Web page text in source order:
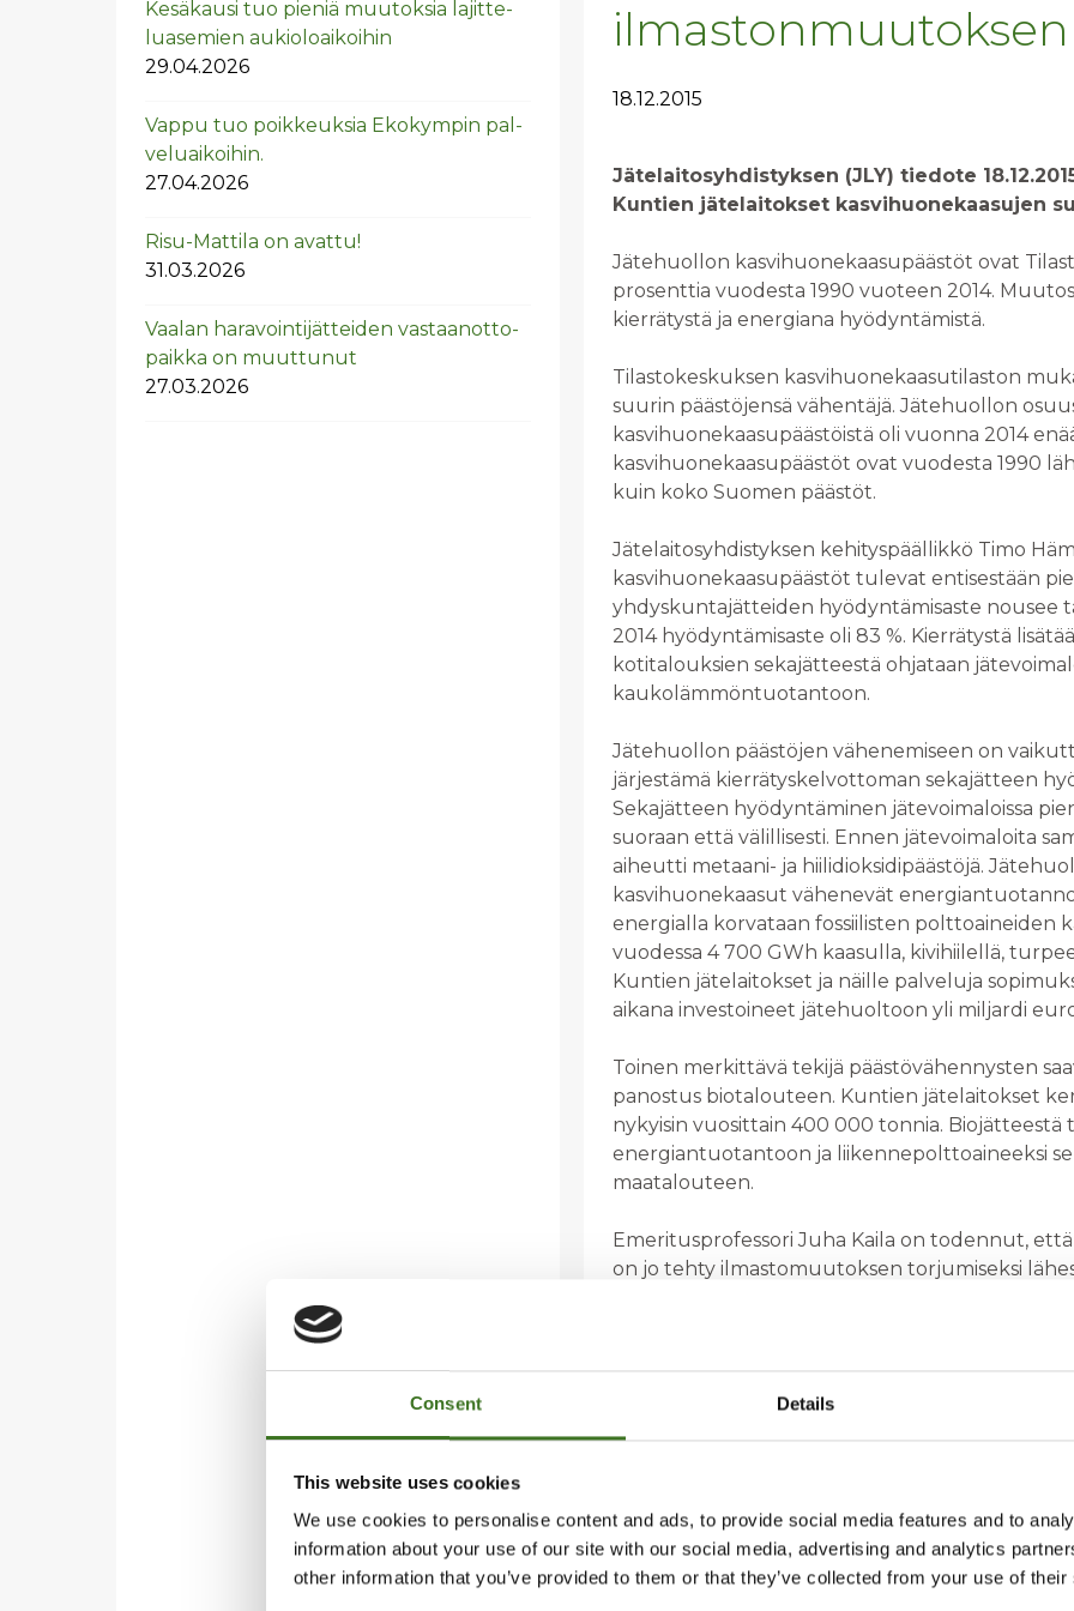
Consent Details
This website uses cookies
We use cookies to personalise content and ads, to provide social media features and to
information about your use of our site with our social media, advertising and analytics
other information that you’ve provided to them or that they’ve collected from your use of
Ke­sä­kausi tuo pie­niä muu­tok­sia la­jit­te­
lua­se­mien au­kio­loai­koi­hin
29.04.2026
Vappu tuo poik­keuk­sia Eko­kym­pin pal­
ve­luai­koi­hin.
27.04.2026
Risu-Mat­ti­la on avat­tu!
31.03.2026
Vaa­lan ha­ra­voin­ti­jät­tei­den vas­taan­ot­to­
paik­ka on muut­tu­nut
27.03.2026
18.12.2015
Jätelaitosyhdistyksen (JLY) tiedote
Kuntien jätelaitokset kasvihuonekaasujen
Jätehuollon kasvihuonekaasupäästöt ovat
prosenttia vuodesta 1990 vuoteen 2014.
kierrätystä ja energiana hyödyntämistä.
Tilastokeskuksen kasvihuonekaasutilaston
suurin päästöjensä vähentäjä. Jätehuollon
kasvihuonekaasupäästöistä oli vuonna 2014
kasvihuonekaasupäästöt ovat vuodesta 1990
kuin koko Suomen päästöt.
Jätelaitosyhdistyksen kehityspäällikkö Timo
kasvihuonekaasupäästöt tulevat entisestään
yhdyskuntajätteiden hyödyntämisaste nousee
2014 hyödyntämisaste oli 83 %. Kierrätystä
kotitalouksien sekajätteestä ohjataan
kaukolämmöntuotantoon.
Jätehuollon päästöjen vähenemiseen on
järjestämä kierrätyskelvottoman sekajätteen
Sekajätteen hyödyntäminen jätevoimaloissa
suoraan että välillisesti. Ennen jätevoimaloita
aiheutti metaani- ja hiilidioksidipäästöjä.
kasvihuonekaasut vähenevät
energialla korvataan fossiilisten polttoaineiden
vuodessa 4 700 GWh kaasulla, kivihiilellä,
Kuntien jätelaitokset ja näille palveluja
aikana investoineet jätehuoltoon yli miljardi
Toinen merkittävä tekijä päästövähennysten
panostus biotalouteen. Kuntien jätelaitokset
nykyisin vuosittain 400 000 tonnia. Biojätteestä
energiantuotantoon ja liikennepolttoaineeksi
maatalouteen.
Emeritusprofessori Juha Kaila on todennut,
on jo tehty ilmastomuutoksen torjumiseksi
Lisätietoa:
markku.salo@jly.fi 040 561 0560
Kehityspäällikkö Timo Hämäläinen